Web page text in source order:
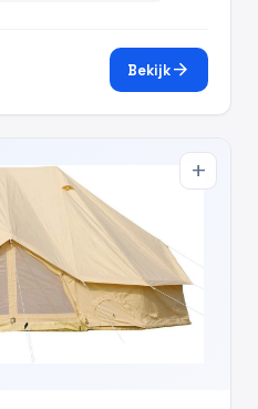
Bekijkarrow_forward
add